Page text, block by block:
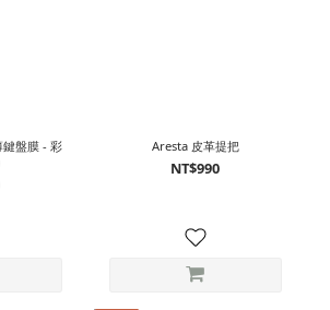
盤膜 - 彩
Aresta 皮革提把
NT$990